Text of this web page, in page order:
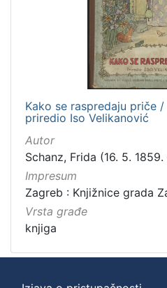
Kako se raspredaju priče
priredio Iso Velikanović
Autor
Schanz, Frida (16. 5. 1859.
Impresum
Zagreb : Knjižnice grada
Vrsta građe
knjiga